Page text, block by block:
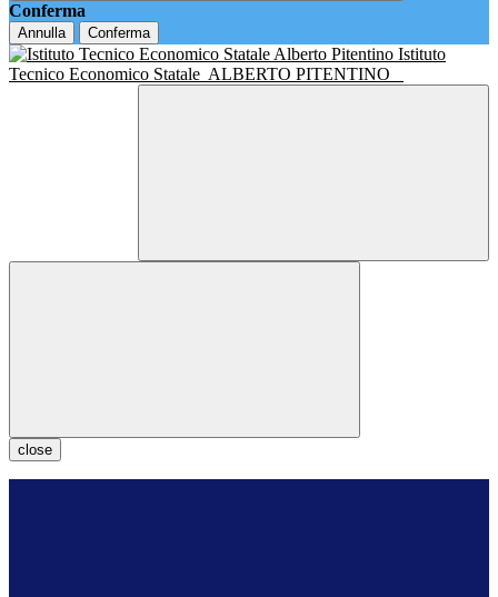
Conferma
Annulla Conferma
Istituto
Tecnico Economico Statale ALBERTO PITENTINO
close